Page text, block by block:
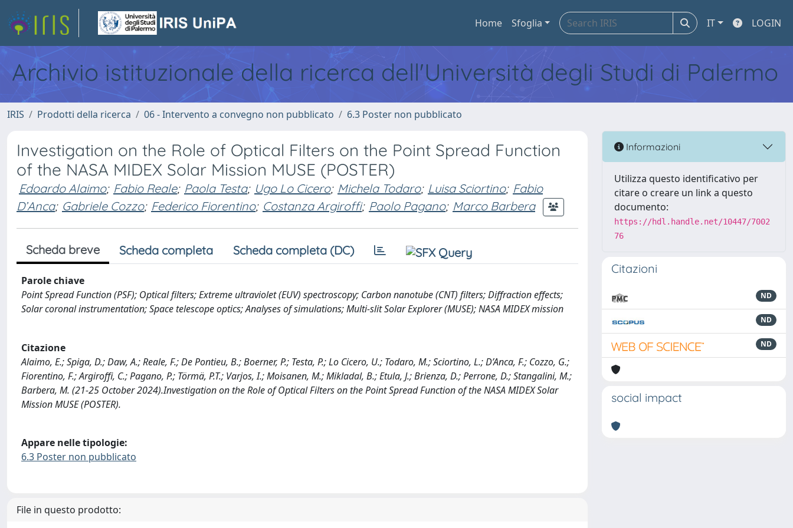
Home Sfoglia IT LOGIN
Archivio istituzionale della ricerca dell'Università degli Studi di Palermo
IRIS Prodotti della ricerca 06 - Intervento a convegno non pubblicato 6.3 Poster non pubblicato
Investigation on the Role of Optical Filters on the Point Spread Function
of the NASA MIDEX Solar Mission MUSE (POSTER)
Edoardo Alaimo; Fabio Reale; Paola Testa; Ugo Lo Cicero; Michela Todaro; Luisa Sciortino; Fabio
D’Anca; Gabriele Cozzo; Federico Fiorentino; Costanza Argiroffi; Paolo Pagano; Marco Barbera
Scheda breve Scheda completa Scheda completa (DC)
Parole chiave
Point Spread Function (PSF); Optical filters; Extreme ultraviolet (EUV) spectroscopy; Carbon nanotube (CNT) filters; Diffraction effects;
Solar coronal instrumentation; Space telescope optics; Analyses of simulations; Multi-slit Solar Explorer (MUSE); NASA MIDEX mission
Citazione
Alaimo, E.; Spiga, D.; Daw, A.; Reale, F.; De Pontieu, B.; Boerner, P.; Testa, P.; Lo Cicero, U.; Todaro, M.; Sciortino, L.; D’Anca, F.; Cozzo, G.;
Fiorentino, F.; Argiroffi, C.; Pagano, P.; Törmä, P.T.; Varjos, I.; Moisanen, M.; Mikladal, B.; Etula, J.; Brienza, D.; Perrone, D.; Stangalini, M.;
Barbera, M. (21-25 October 2024).Investigation on the Role of Optical Filters on the Point Spread Function of the NASA MIDEX Solar
Mission MUSE (POSTER).
Appare nelle tipologie:
6.3 Poster non pubblicato
File in questo prodotto:
Informazioni
Utilizza questo identificativo per
citare o creare un link a questo
documento:
https://hdl.handle.net/10447/7002
76
Citazioni
ND
ND
ND
social impact